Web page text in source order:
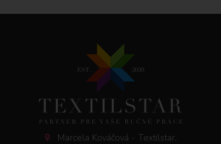
Marcela Kováčová - Textilstar,